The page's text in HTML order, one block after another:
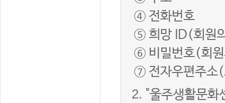
④ 전화번호
⑤ 희망 ID(회원
⑥ 비밀번호(회
⑦ 전자우편주소
2. "울주생활문화